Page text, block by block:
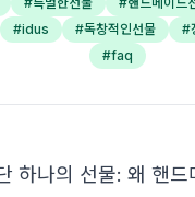
#idus #독창적인선물 #
#faq
하나의 선물: 왜 핸드